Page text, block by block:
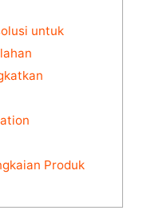
untuk
Produk